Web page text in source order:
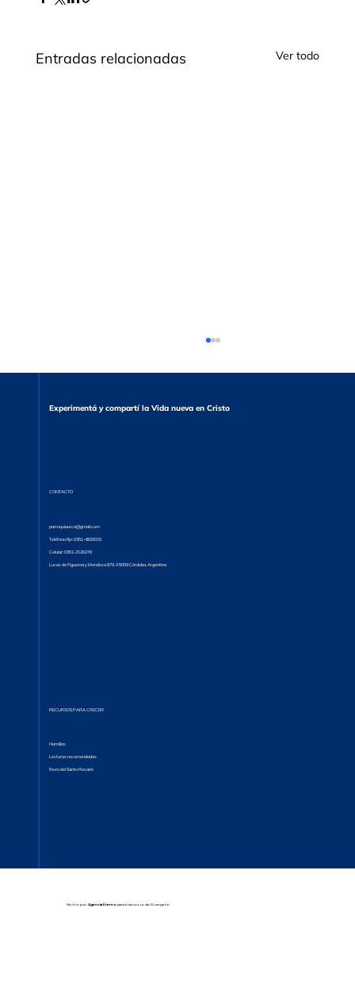
Entradas relacionadas Ver todo
La Confianza en Dios. Jacques Philippe
Experimentá y compartí la Vida nueva en Cristo
CONTACTO
parroquiaurca@gmail.com
Teléfono fijo: 0351-4820015
Celular: 0351-2126276
Lucas de Figueroa y Mendoza 879, X5009 Córdoba, Argentina
RECURSOS PARA CRECER
Homilías
Lecturas recomendadas
Rezo del Santo Rosario
Hecho porAgencia Eremopara el anuncio del Evangelio